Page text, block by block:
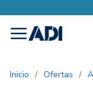
menu
Inicio / Ofertas /